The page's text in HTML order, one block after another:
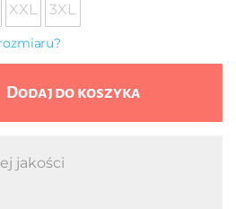
XXL 3XL
Dodaj do koszyka
jakości